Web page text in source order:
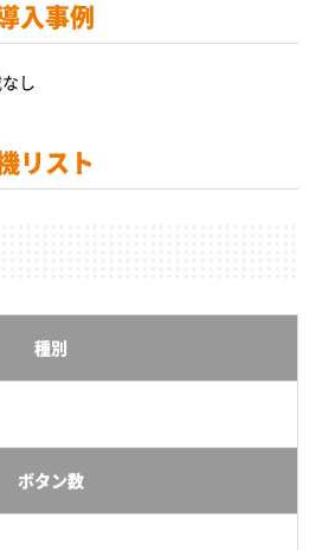
入事例
し
リスト
種別
ボタン数